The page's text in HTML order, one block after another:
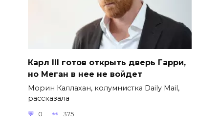
Карл III готов открыть дверь Гарри,
но Меган в нее не войдет
Морин Каллахан, колумнистка Daily Mail,
рассказала
0 375